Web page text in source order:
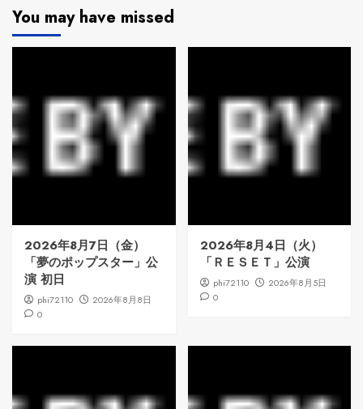
You may have missed
2026年8月7日（金）
「夢のポップスター」公
演 初日
phi72110
2026年8月8日
0
2026年8月4日（火）
「ＲＥＳＥＴ」公演
phi72110
2026年8月5日
0